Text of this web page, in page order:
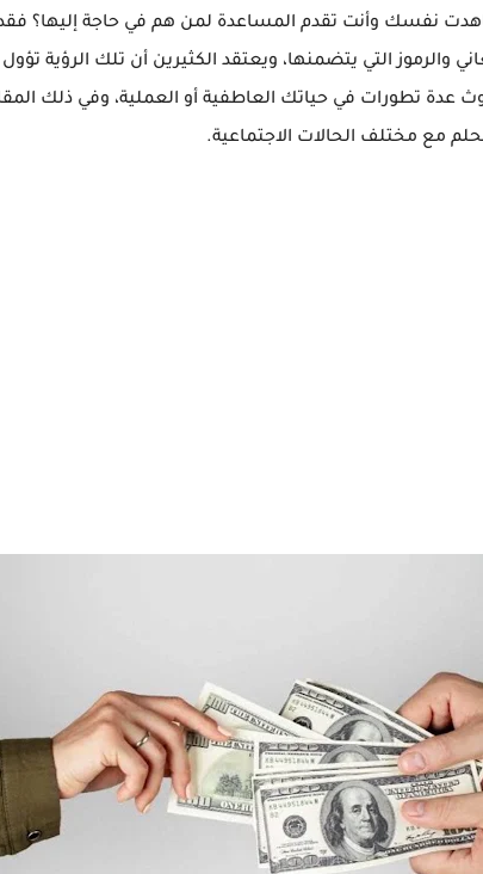
نفسك وأنت تقدم المساعدة لمن هم في حاجة إليها؟ فقد
والرموز التي يتضمنها، ويعتقد الكثيرين أن تلك الرؤية
عدة تطورات في حياتك العاطفية أو العملية، وفي ذلك
مع مختلف الحالات الاجتماعية.